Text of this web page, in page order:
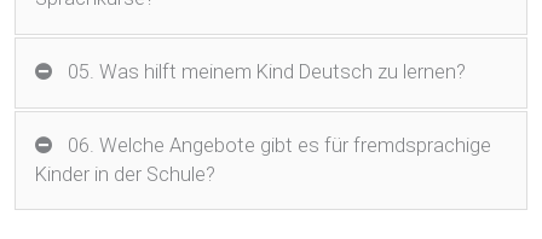
05. Was hilft meinem Kind Deutsch zu lernen?
06. Welche Angebote gibt es für fremdsprachige
Kinder in der Schule?